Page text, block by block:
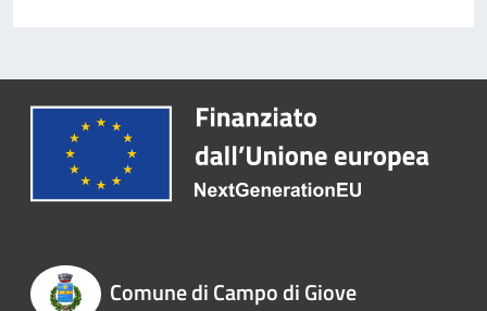
Comune di Campo di Giove